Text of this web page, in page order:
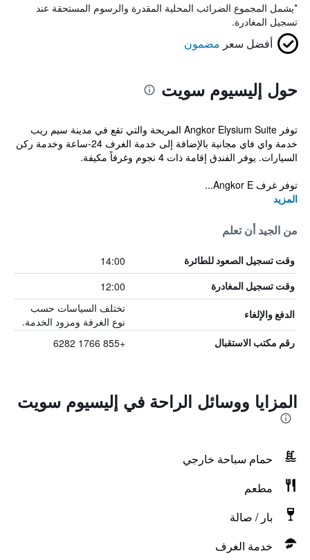
*يشمل المجموع الضرائب المحلية المقدرة والرسوم المستحقة عند
تسجيل المغادرة.
أفضل سعر مضمون
حول إليسيوم سويت
توفر Angkor Elysium Suite المريحة والتي تقع في مدينة سيم ريب
خدمة واي فاي مجانية بالإضافة إلى خدمة الغرف 24-ساعة وخدمة ركن
السيارات. يوفر الفندق إقامة ذات 4 نجوم وغرفاً مكيفة.
توفر غرف Angkor E...
المزيد
من الجيد أن تعلم
وقت تسجيل الصعود للطائرة 14:00
وقت تسجيل المغادرة 12:00
الدفع والإلغاء
تختلف السياسات حسب
نوع الغرفة ومزود الخدمة.
رقم مكتب الاستقبال +855 1766 6282
المزايا ووسائل الراحة في إليسيوم سويت
حمام سباحة خارجي
مطعم
بار / صالة
خدمة الغرف